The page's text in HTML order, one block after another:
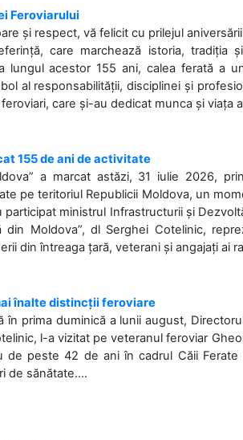
Feroviarului
și respect, vă felicit cu prilejul
care marchează istoria, tradiția
lungul acestor 155 ani, calea ferată a
al responsabilității, disciplinei și
care și-au dedicat munca și viața
155 de ani de activitate
a marcat astăzi, 31 iulie 2026,
pe teritoriul Republicii Moldova, un
ministrul Infrastructurii și
Moldova”, dl Serghei Cotelinic,
din întreaga țară, veterani și angajați ai
înalte distincții feroviare
în prima duminică a lunii august,
l-a vizitat pe veteranul feroviar
de peste 42 de ani în cadrul Căii
de sănătate....